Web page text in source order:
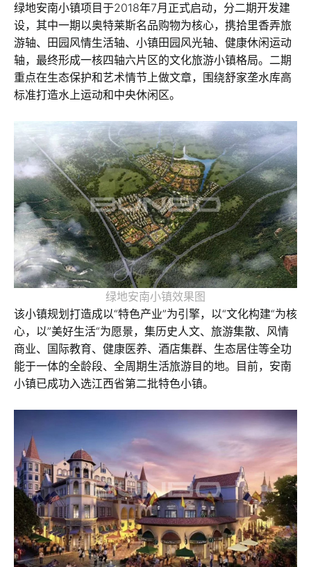
绿地安南小镇项目于2018年7月正式启动，分二期开发建
设，其中一期以奥特莱斯名品购物为核心，携拾里香弄旅
游轴、田园风情生活轴、小镇田园风光轴、健康休闲运动
轴，最终形成一核四轴六片区的文化旅游小镇格局。二期
重点在生态保护和艺术情节上做文章，围绕舒家垄水库高
标准打造水上运动和中央休闲区。
绿地安南小镇效果图
该小镇规划打造成以“特色产业”为引擎，以“文化构建“为核
心，以”美好生活“为愿景，集历史人文、旅游集散、风情
商业、国际教育、健康医养、酒店集群、生态居住等全功
能于一体的全龄段、全周期生活旅游目的地。目前，安南
小镇已成功入选江西省第二批特色小镇。